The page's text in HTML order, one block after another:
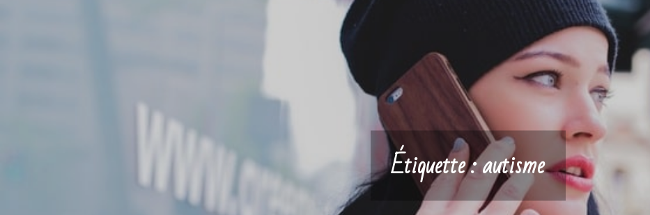
Étiquette :autisme